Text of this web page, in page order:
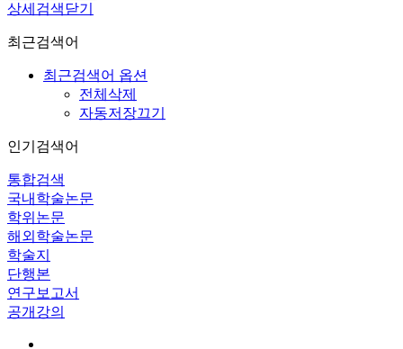
상세검색닫기
최근검색어
최근검색어 옵션
전체삭제
자동저장끄기
인기검색어
통합검색
국내학술논문
학위논문
해외학술논문
학술지
단행본
연구보고서
공개강의